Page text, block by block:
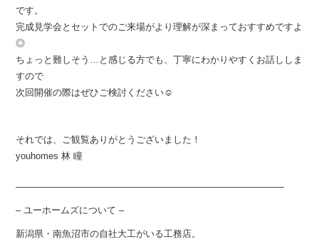
です。
完成見学会とセットでのご来場がより理解が深まっておすすめですよ
◎
ちょっと難しそう…と感じる方でも、丁寧にわかりやすくお話ししま
すので
次回開催の際はぜひご検討ください☺︎
それでは、ご観覧ありがとうございました！
youhomes 林 瞳
—————————————————————————————
– ユーホームズについて –
新潟県・南魚沼市の自社大工がいる工務店。